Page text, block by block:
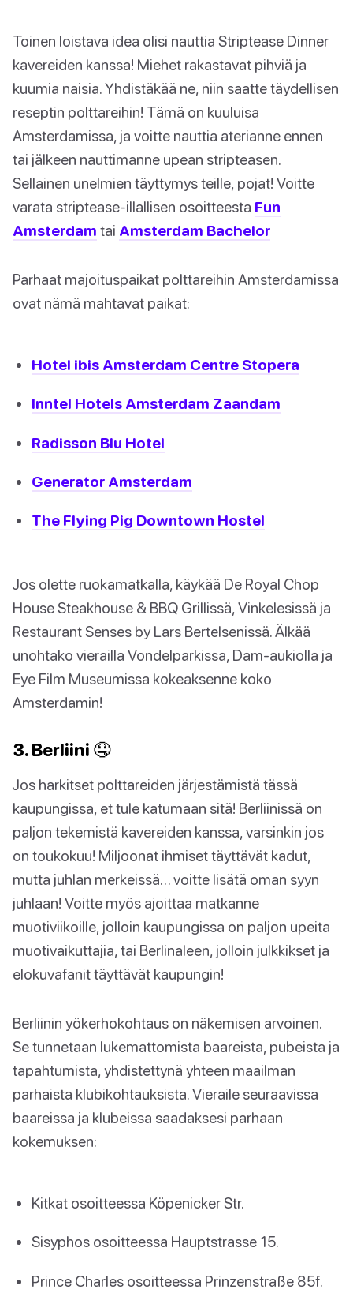
Toinen loistava idea olisi nauttia Striptease Dinner
kavereiden kanssa! Miehet rakastavat pihviä ja
kuumia naisia. Yhdistäkää ne, niin saatte täydellisen
reseptin polttareihin! Tämä on kuuluisa
Amsterdamissa, ja voitte nauttia aterianne ennen
tai jälkeen nauttimanne upean stripteasen.
Sellainen unelmien täyttymys teille, pojat! Voitte
varata striptease-illallisen osoitteesta Fun
Amsterdam tai Amsterdam Bachelor
Parhaat majoituspaikat polttareihin Amsterdamissa
ovat nämä mahtavat paikat:
Hotel ibis Amsterdam Centre Stopera
Inntel Hotels Amsterdam Zaandam
Radisson Blu Hotel
Generator Amsterdam
The Flying Pig Downtown Hostel
Jos olette ruokamatkalla, käykää De Royal Chop
House Steakhouse & BBQ Grillissä, Vinkelesissä ja
Restaurant Senses by Lars Bertelsenissä. Älkää
unohtako vierailla Vondelparkissa, Dam-aukiolla ja
Eye Film Museumissa kokeaksenne koko
Amsterdamin!
3. Berliini 🤤
Jos harkitset polttareiden järjestämistä tässä
kaupungissa, et tule katumaan sitä! Berliinissä on
paljon tekemistä kavereiden kanssa, varsinkin jos
on toukokuu! Miljoonat ihmiset täyttävät kadut,
mutta juhlan merkeissä… voitte lisätä oman syyn
juhlaan! Voitte myös ajoittaa matkanne
muotiviikoille, jolloin kaupungissa on paljon upeita
muotivaikuttajia, tai Berlinaleen, jolloin julkkikset ja
elokuvafanit täyttävät kaupungin!
Berliinin yökerhokohtaus on näkemisen arvoinen.
Se tunnetaan lukemattomista baareista, pubeista ja
tapahtumista, yhdistettynä yhteen maailman
parhaista klubikohtauksista. Vieraile seuraavissa
baareissa ja klubeissa saadaksesi parhaan
kokemuksen:
Kitkat osoitteessa Köpenicker Str.
Sisyphos osoitteessa Hauptstrasse 15.
Prince Charles osoitteessa Prinzenstraße 85f.